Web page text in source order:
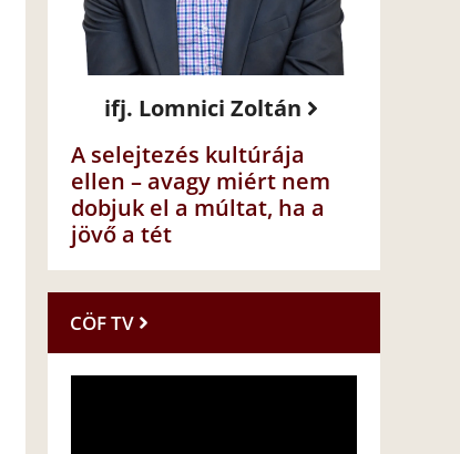
ifj. Lomnici Zoltán
A selejtezés kultúrája
ellen – avagy miért nem
dobjuk el a múltat, ha a
jövő a tét
CÖF TV